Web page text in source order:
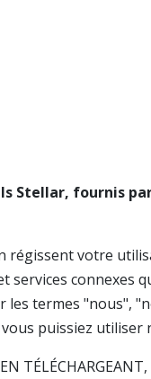
Stellar, fournis
votre
services connexes
termes "nous",
puissiez utiliser